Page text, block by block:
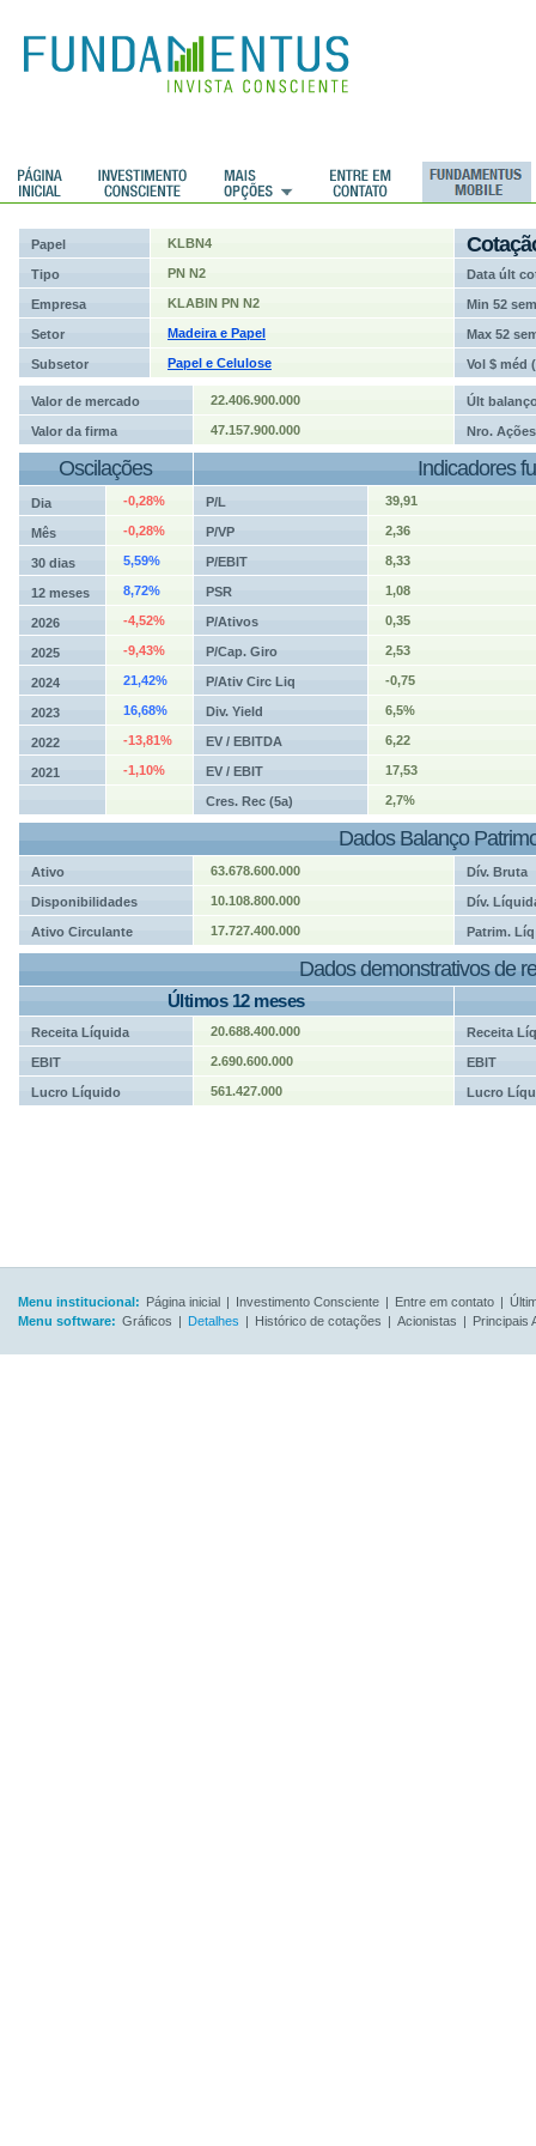
Papel KLBN4
Tipo PN N2 Data últ
Empresa KLABIN PN N2 Min 52 sem
Setor Madeira e Papel Max 52
Subsetor Papel e Celulose Vol $ méd
Valor de mercado 22.406.900.000 Últ
Valor da firma 47.157.900.000 Nro. Ações
Oscilações Indicadores
Dia -0,28% P/L 39,91
Mês -0,28% P/VP 2,36
30 dias 5,59% P/EBIT 8,33
12 meses 8,72% PSR 1,08
2026 -4,52% P/Ativos 0,35
2025 -9,43% P/Cap. Giro 2,53
2024 21,42% P/Ativ Circ Liq -0,75
2023 16,68% Div. Yield 6,5%
2022 -13,81% EV / EBITDA 6,22
2021 -1,10% EV / EBIT 17,53
Cres. Rec (5a) 2,7%
Dados Balanço
Ativo 63.678.600.000 Dív. Bruta
Disponibilidades 10.108.800.000 Dív.
Ativo Circulante 17.727.400.000 Patrim. Líq
Dados demonstrativos de
Últimos 12 meses
Receita Líquida 20.688.400.000 Receita
EBIT 2.690.600.000 EBIT
Lucro Líquido 561.427.000 Lucro
Menu institucional: Página inicial | Investimento Consciente | Entre em contato |
Menu software: Gráficos | Detalhes | Histórico de cotações | Acionistas | Principais